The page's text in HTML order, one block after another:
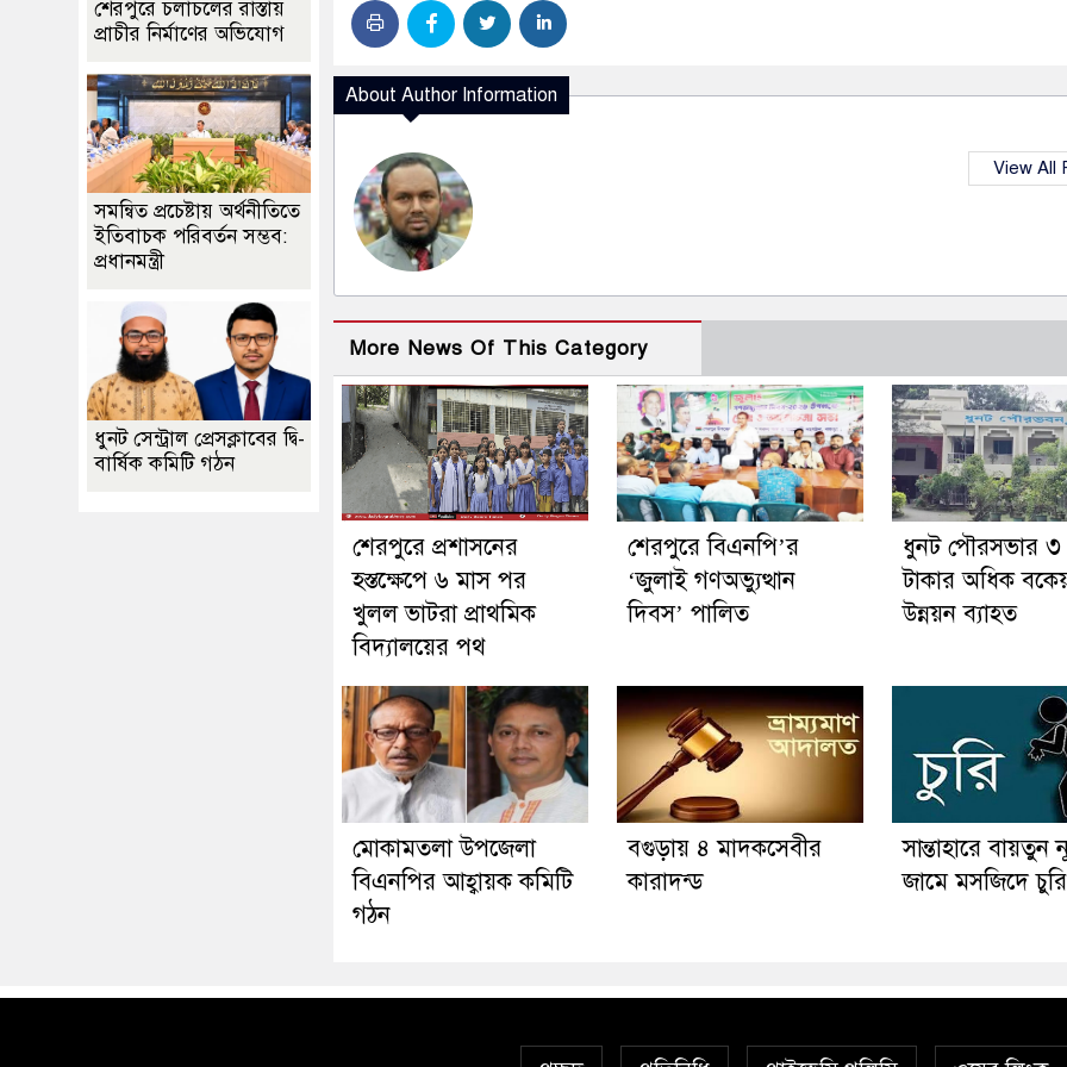
About Author Information
View All
More News Of This Category
শেরপুরে প্রশাসনের
হস্তক্ষেপে ৬ মাস পর
খুলল ভাটরা প্রাথমিক
বিদ্যালয়ের পথ
শেরপুরে বিএনপি’র
‘জুলাই গণঅভ্যুত্থান
দিবস’ পালিত
ধুনট পৌরসভার ৩
টাকার অধিক
উন্নয়ন ব্যাহত
মোকামতলা উপজেলা
বিএনপির আহ্বায়ক কমিটি
গঠন
বগুড়ায় ৪ মাদকসেবীর
কারাদন্ড
সান্তাহারে বায়তুন
জামে মসজিদে
শেরপুরে চলাচলের রাস্তায়
প্রাচীর নির্মাণের অভিযোগ
সমন্বিত প্রচেষ্টায় অর্থনীতিতে
ইতিবাচক পরিবর্তন সম্ভব:
প্রধানমন্ত্রী
ধুনট সেন্ট্রাল প্রেসক্লাবের দ্বি-
বার্ষিক কমিটি গঠন